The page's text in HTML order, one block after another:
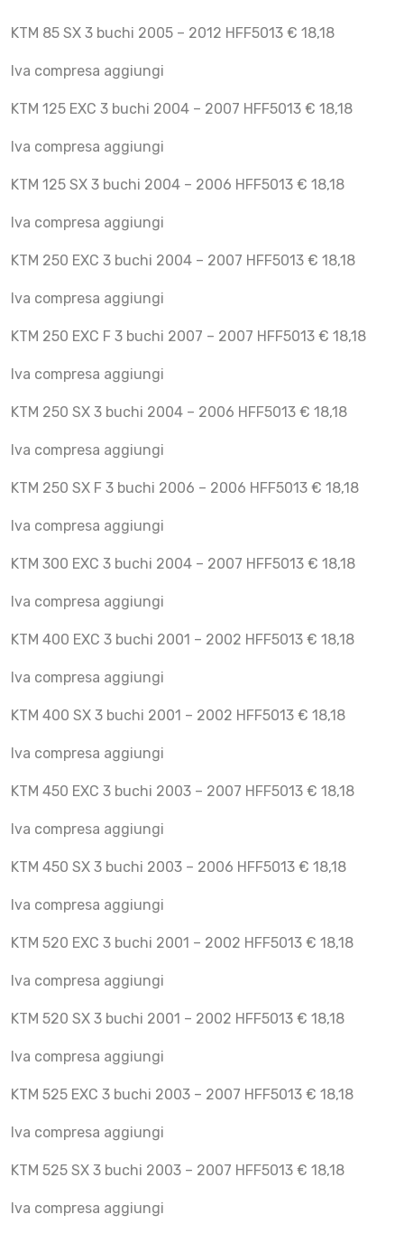
KTM 85 SX 3 buchi 2005 – 2012 HFF5013 € 18,18
Iva compresa aggiungi
KTM 125 EXC 3 buchi 2004 – 2007 HFF5013 € 18,18
Iva compresa aggiungi
KTM 125 SX 3 buchi 2004 – 2006 HFF5013 € 18,18
Iva compresa aggiungi
KTM 250 EXC 3 buchi 2004 – 2007 HFF5013 € 18,18
Iva compresa aggiungi
KTM 250 EXC F 3 buchi 2007 – 2007 HFF5013 € 18,18
Iva compresa aggiungi
KTM 250 SX 3 buchi 2004 – 2006 HFF5013 € 18,18
Iva compresa aggiungi
KTM 250 SX F 3 buchi 2006 – 2006 HFF5013 € 18,18
Iva compresa aggiungi
KTM 300 EXC 3 buchi 2004 – 2007 HFF5013 € 18,18
Iva compresa aggiungi
KTM 400 EXC 3 buchi 2001 – 2002 HFF5013 € 18,18
Iva compresa aggiungi
KTM 400 SX 3 buchi 2001 – 2002 HFF5013 € 18,18
Iva compresa aggiungi
KTM 450 EXC 3 buchi 2003 – 2007 HFF5013 € 18,18
Iva compresa aggiungi
KTM 450 SX 3 buchi 2003 – 2006 HFF5013 € 18,18
Iva compresa aggiungi
KTM 520 EXC 3 buchi 2001 – 2002 HFF5013 € 18,18
Iva compresa aggiungi
KTM 520 SX 3 buchi 2001 – 2002 HFF5013 € 18,18
Iva compresa aggiungi
KTM 525 EXC 3 buchi 2003 – 2007 HFF5013 € 18,18
Iva compresa aggiungi
KTM 525 SX 3 buchi 2003 – 2007 HFF5013 € 18,18
Iva compresa aggiungi